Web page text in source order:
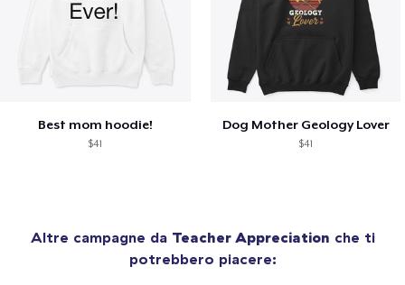
Best mom hoodie!
$41
Dog Mother Geology Lover
$41
Altre campagne da Teacher Appreciation che ti
potrebbero piacere: